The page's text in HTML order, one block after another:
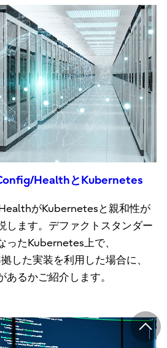
HealthとKubernetes
がKubernetesと親和性が
します。デファクトスタンダー
ったKubernetes上で、
した実装を利用した場合に、
あるかご紹介します。